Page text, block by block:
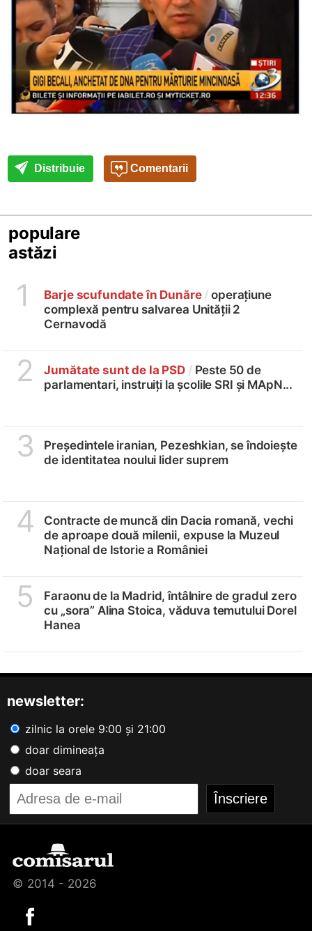
Distribuie Comentarii
populare
astăzi
1 Barje scufundate în Dunăre / operațiune
complexă pentru salvarea Unității 2
Cernavodă
2 Jumătate sunt de la PSD / Peste 50 de
parlamentari, instruiți la școlile SRI și MApN...
3
Președintele iranian, Pezeshkian, se îndoiește
de identitatea noului lider suprem
4
Contracte de muncă din Dacia romană, vechi
de aproape două milenii, expuse la Muzeul
Național de Istorie a României
5
Faraonu de la Madrid, întâlnire de gradul zero
cu „sora” Alina Stoica, văduva temutului Dorel
Hanea
newsletter:
zilnic la orele 9:00 și 21:00
doar dimineața
doar seara
© 2014 - 2026